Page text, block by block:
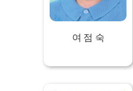
여 점 숙